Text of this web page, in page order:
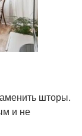
шторы.
и не